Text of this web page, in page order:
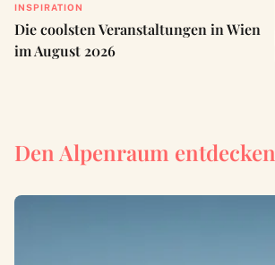
INSPIRATION
Die coolsten Veranstaltungen in Wien
im August 2026
Den Alpenraum entdecken